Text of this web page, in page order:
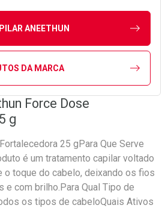
ANEETHUN
DA MARCA
Force Dose
g
25 gPara Que Serve
é um tratamento capilar voltado
o toque do cabelo, deixando os fios
e com brilho.Para Qual Tipo de
os tipos de cabeloQuais Ativos